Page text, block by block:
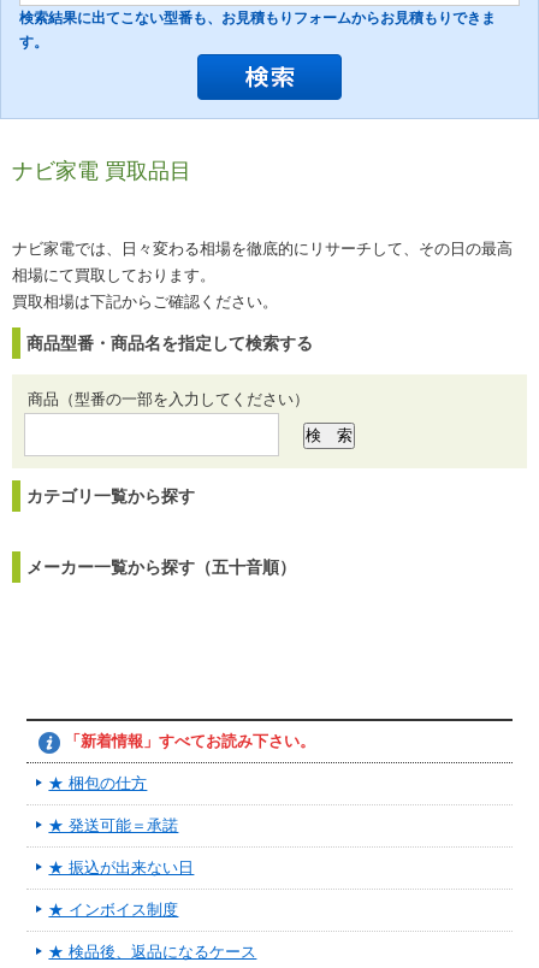
検索結果に出てこない型番も、お見積もりフォームからお見積もりできま
す。
ナビ家電 買取品目
ナビ家電では、日々変わる相場を徹底的にリサーチして、その日の最高
相場にて買取しております。
買取相場は下記からご確認ください。
商品型番・商品名を指定して検索する
商品（型番の一部を入力してください）
カテゴリ一覧から探す
メーカー一覧から探す（五十音順）
「新着情報」すべてお読み下さい。
★ 梱包の仕方
★ 発送可能＝承諾
★ 振込が出来ない日
★ インボイス制度
★ 検品後、返品になるケース